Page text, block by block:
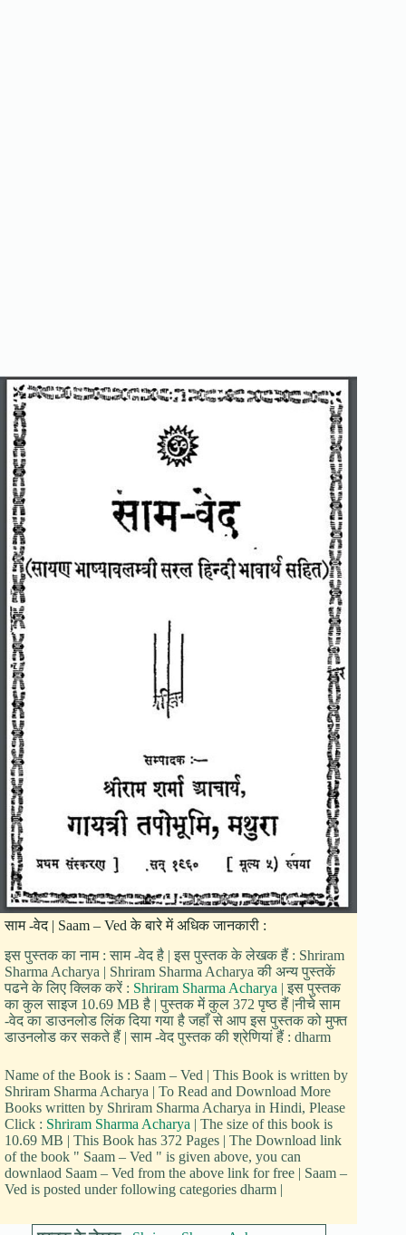
साम -वेद | Saam – Ved के बारे में अधिक जानकारी :
इस पुस्तक का नाम : साम -वेद है | इस पुस्तक के लेखक हैं : Shriram
Sharma Acharya | Shriram Sharma Acharya की अन्य पुस्तकें
पढने के लिए क्लिक करें : Shriram Sharma Acharya | इस पुस्तक
का कुल साइज 10.69 MB है | पुस्तक में कुल 372 पृष्ठ हैं |नीचे साम
-वेद का डाउनलोड लिंक दिया गया है जहाँ से आप इस पुस्तक को मुफ्त
डाउनलोड कर सकते हैं | साम -वेद पुस्तक की श्रेणियां हैं : dharm
Name of the Book is : Saam – Ved | This Book is written by
Shriram Sharma Acharya | To Read and Download More
Books written by Shriram Sharma Acharya in Hindi, Please
Click : Shriram Sharma Acharya | The size of this book is
10.69 MB | This Book has 372 Pages | The Download link
of the book " Saam – Ved " is given above, you can
downlaod Saam – Ved from the above link for free | Saam –
Ved is posted under following categories dharm |